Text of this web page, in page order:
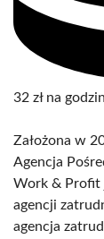
32 zł na
Założona w
Agencja
Work & Profit
agencji
agencja